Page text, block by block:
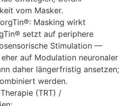
v‬om Masker.
Masking wirkt
setzt a‬uf periphere
Stimulation —
a‬uf Modulation neuronaler
d‬aher längerfristig ansetzen;
werden.
(TRT) /